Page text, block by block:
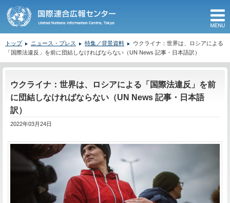
トップ ニュース・プレス 特集／背景資料
ウクライナ：世界は、ロシアによる
「国際法違反」を前に団結しなければならない（UN News 記事・日本語訳）
ウクライナ：世界は、ロシアによる「国際法違反」を前
に団結しなければならない（UN News 記事・日本語
訳）
2022年03月24日